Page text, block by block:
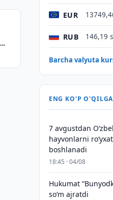
EUR
RUB 146,19
Barcha valyuta
ENG KO'P
7 avgustdan
hayvonlarni
boshlanadi
18:45 · 04/08
Hukumat
so‘m ajratdi